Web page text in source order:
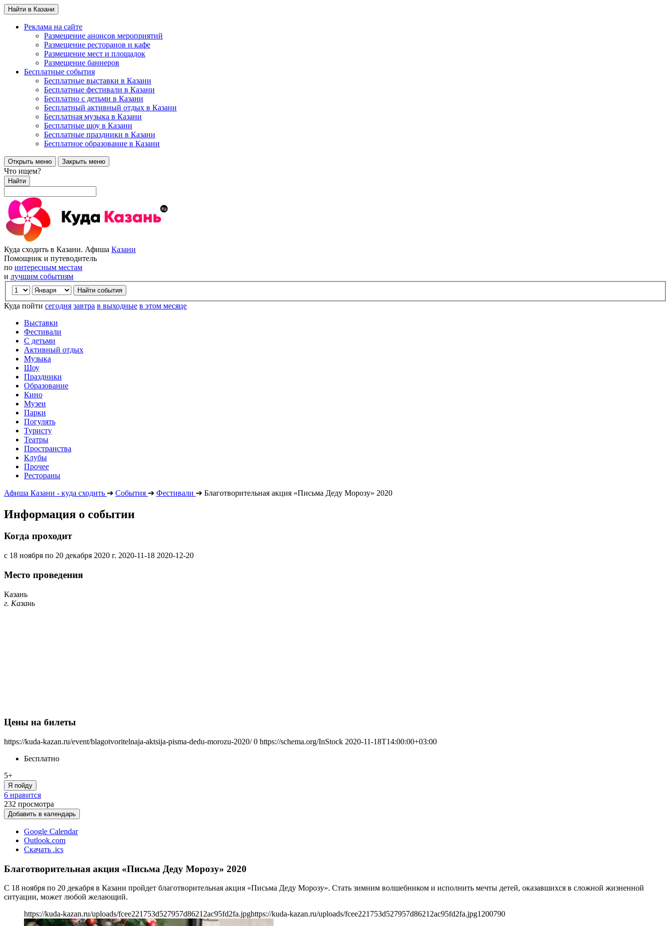
Найти в Казани
Реклама на сайте
Размещение анонсов мероприятий
Размещение ресторанов и кафе
Размещение мест и площадок
Размещение баннеров
Бесплатные события
Бесплатные выставки в Казани
Бесплатные фестивали в Казани
Бесплатно с детьми в Казани
Бесплатный активный отдых в Казани
Бесплатная музыка в Казани
Бесплатные шоу в Казани
Бесплатные праздники в Казани
Бесплатное образование в Казани
Открыть меню Закрыть меню
Что ищем?
Найти
Куда сходить в Казани. Афиша Казани
Помощник и путеводитель
по интересным местам
и лучшим событиям
Куда пойти сегодня завтра в выходные в этом месяце
Выставки
Фестивали
С детьми
Активный отдых
Музыка
Шоу
Праздники
Образование
Кино
Музеи
Парки
Погулять
Туристу
Театры
Пространства
Клубы
Прочее
Рестораны
Афиша Казани - куда сходить ➔ События ➔ Фестивали ➔ Благотворительная акция «Письма Деду Морозу» 2020
Информация о событии
Когда проходит
с 18 ноября по 20 декабря 2020 г. 2020-11-18 2020-12-20
Место проведения
Казань
г. Казань
Цены на билеты
https://kuda-kazan.ru/event/blagotvoritelnaja-aktsija-pisma-dedu-morozu-2020/ 0 https://schema.org/InStock 2020-11-18T14:00:00+03:00
Бесплатно
5+
Я пойду
6 нравится
232 просмотра
Добавить в календарь
Google Calendar
Outlook.com
Скачать .ics
Благотворительная акция «Письма Деду Морозу» 2020
С 18 ноября по 20 декабря в Казани пройдет благотворительная акция «Письма Деду Морозу». Стать зимним волшебником и исполнить мечты детей, оказавшихся в сложной жизненной
ситуации, может любой желающий.
https://kuda-kazan.ru/uploads/fcee221753d527957d86212ac95fd2fa.jpghttps://kuda-kazan.ru/uploads/fcee221753d527957d86212ac95fd2fa.jpg1200790